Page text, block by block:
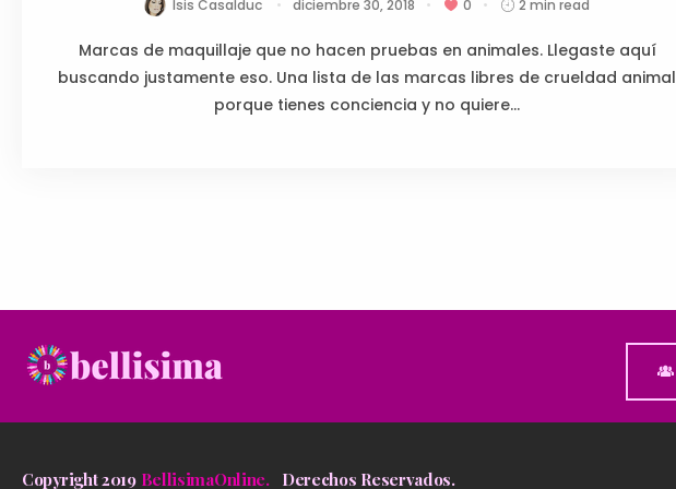
Isis Casalduc diciembre 30, 2018 0 2 min read
Marcas de maquillaje que no hacen pruebas en animales. Llegaste aquí
buscando justamente eso. Una lista de las marcas libres de crueldad animal
porque tienes conciencia y no quiere...
Copyright 2019 BellisimaOnline. Derechos Reservados.